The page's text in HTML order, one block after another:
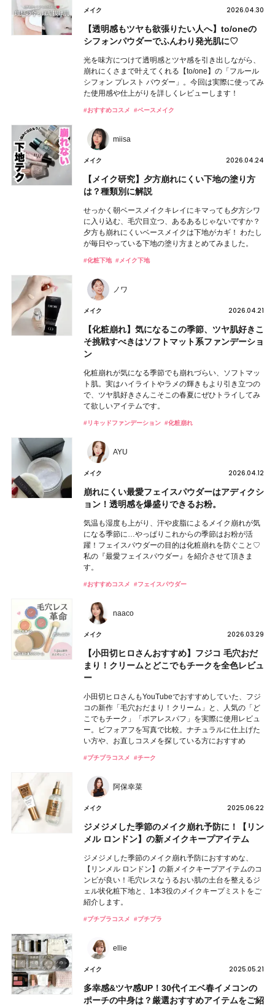
メイク 2026.04.30
【透明感もツヤも欲張りたい人へ】to/oneの
シフォンパウダーでふんわり発光肌に♡
光を味方につけて透明感とツヤ感を引き出しながら、
崩れにくさまで叶えてくれる【to/one】の「フルール
シフォン プレスト パウダー」。今回は実際に使ってみ
た使用感や仕上がりを詳しくレビューします！
#おすすめコスメ #ベースメイク
miisa
メイク 2026.04.24
【メイク研究】夕方崩れにくい下地の塗り方
は？種類別に解説
せっかく朝ベースメイクキレイにキマっても夕方シワ
に入り込む、毛穴目立つ、あるあるじゃないですか？
夕方も崩れにくいベースメイクは下地がカギ！ わたし
が毎日やっている下地の塗り方まとめてみました。
#化粧下地 #メイク下地
ノワ
メイク 2026.04.21
【化粧崩れ】気になるこの季節、ツヤ肌好きこ
そ挑戦すべきはソフトマット系ファンデーショ
ン
化粧崩れが気になる季節でも崩れづらい、ソフトマッ
ト肌。実はハイライトやラメの輝きもより引き立つの
で、ツヤ肌好きさんこそこの春夏にぜひトライしてみ
て欲しいアイテムです。
#リキッドファンデーション #化粧崩れ
AYU
メイク 2026.04.12
崩れにくい最愛フェイスパウダーはアディクシ
ョン！透明感を爆盛りできるお粉。
気温も湿度も上がり、汗や皮脂によるメイク崩れが気
になる季節に…やっぱりこれからの季節はお粉が活
躍！フェイスパウダーの目的は化粧崩れを防ぐこと♡
私の『最愛フェイスパウダー』を紹介させて頂きま
す。
#おすすめコスメ #フェイスパウダー
naaco
メイク 2026.03.29
【小田切ヒロさんおすすめ】フジコ 毛穴おだ
まり！クリームとどこでもチークを全色レビュ
ー
小田切ヒロさんもYouTubeでおすすめしていた、フジ
コの新作「毛穴おだまり！クリーム」と、人気の「ど
こでもチーク」「ポアレスパフ」を実際に使用レビュ
ー。ビフォアフを写真で比較。ナチュラルに仕上げた
い方や、お直しコスメを探している方におすすめ
#プチプラコスメ #チーク
阿保幸菜
メイク 2025.06.22
ジメジメした季節のメイク崩れ予防に！【リン
メル ロンドン】の新メイクキープアイテム
ジメジメした季節のメイク崩れ予防におすすめな、
【リンメル ロンドン】の新メイクキープアイテムのコ
ンビが良い！毛穴レスなうるおい肌の土台を整えるジ
ェル状化粧下地と、1本3役のメイクキープミストをご
紹介します。
#プチプラコスメ #プチプラ
ellie
メイク 2025.05.21
多幸感&ツヤ感UP！30代イエベ春イメコンの
ポーチの中身は？厳選おすすめアイテムをご紹